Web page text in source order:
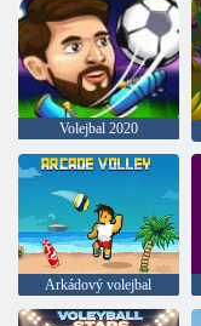
Volejbal 2020
Arkádový volejbal